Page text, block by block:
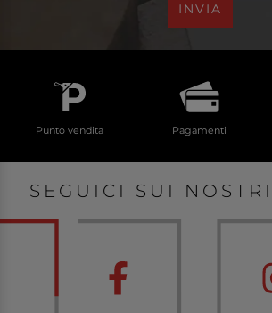
INVIA
Punto vendita Pagamenti
SEGUICI SUI NOSTRI